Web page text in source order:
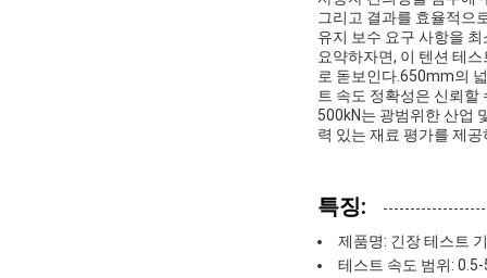
그리고 결과를 효율적으
유지 보수 요구 사항을 최
요약하자면, 이 텐션 테
로 돋보인다.650mm의
트 속도 정확성은 신뢰할
500kN는 광범위한 산업
력 있는 재료 평가를 제
특징:
제품명: 긴장 테스트
테스트 속도 범위: